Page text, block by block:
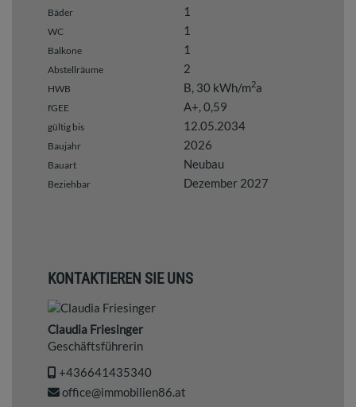
Bäder 1
WC 1
Balkone 1
Abstellräume 2
HWB B, 30 kWh/m2a
fGEE A+, 0,59
gültig bis 12.05.2034
Baujahr 2026
Bauart Neubau
Beziehbar Dezember 2027
KONTAKTIEREN SIE UNS
Claudia Friesinger
Geschäftsführerin
+436641435340
office@immobilien86.at